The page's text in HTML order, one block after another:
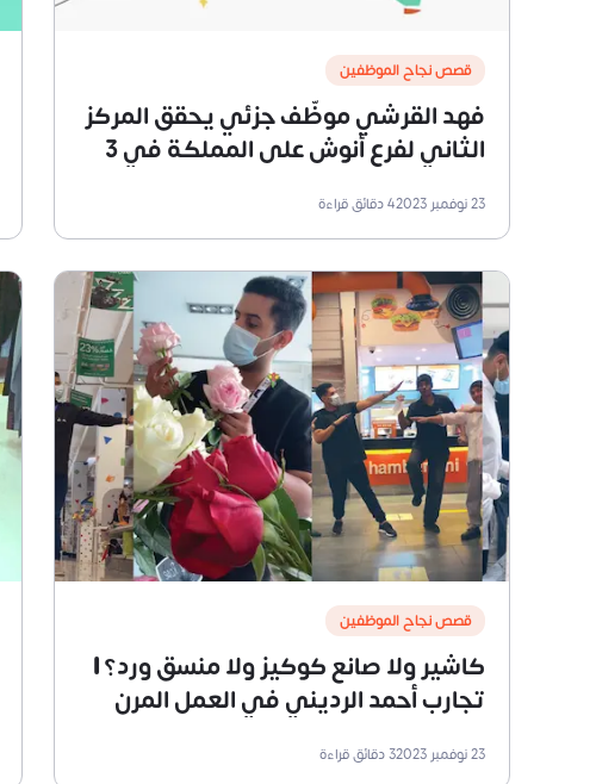
قصص نجاح الموظفين
فهد القرشي موظّف جزئي يحقق المركز
الثاني لفرع أنوش على المملكة في 3
23 نوفمبر 2023 4دقائق قراءة
قصص نجاح الموظفين
كاشير ولا صانع كوكيز ولا منسق ورد؟ |
تجارب أحمد الرديني في العمل المرن
23 نوفمبر 2023 3دقائق قراءة